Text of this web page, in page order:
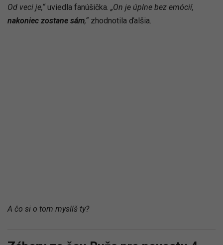
Od veci je,“ uviedla fanúšička. „On je úplne bez emócií,
nakoniec zostane sám,“ zhodnotila ďalšia.
A čo si o tom myslíš ty?